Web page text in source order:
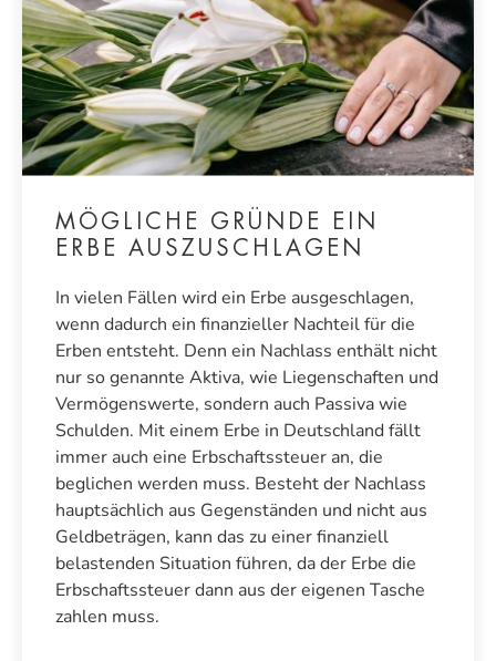
MÖGLICHE GRÜNDE EIN
ERBE AUSZUSCHLAGEN
In vielen Fällen wird ein Erbe ausgeschlagen,
wenn dadurch ein finanzieller Nachteil für die
Erben entsteht. Denn ein Nachlass enthält nicht
nur so genannte Aktiva, wie Liegenschaften und
Vermögenswerte, sondern auch Passiva wie
Schulden. Mit einem Erbe in Deutschland fällt
immer auch eine Erbschaftssteuer an, die
beglichen werden muss. Besteht der Nachlass
hauptsächlich aus Gegenständen und nicht aus
Geldbeträgen, kann das zu einer finanziell
belastenden Situation führen, da der Erbe die
Erbschaftssteuer dann aus der eigenen Tasche
zahlen muss.